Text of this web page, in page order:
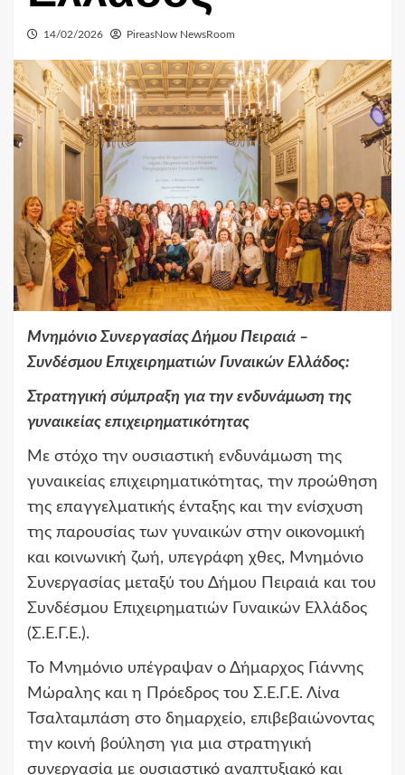
14/02/2026 PireasNow NewsRoom
Μνημόνιο Συνεργασίας Δήμου Πειραιά –
Συνδέσμου Επιχειρηματιών Γυναικών Ελλάδος:
Στρατηγική σύμπραξη για την ενδυνάμωση της
γυναικείας επιχειρηματικότητας
Με στόχο την ουσιαστική ενδυνάμωση της
γυναικείας επιχειρηματικότητας, την προώθηση
της επαγγελματικής ένταξης και την ενίσχυση
της παρουσίας των γυναικών στην οικονομική
και κοινωνική ζωή, υπεγράφη χθες, Μνημόνιο
Συνεργασίας μεταξύ του Δήμου Πειραιά και του
Συνδέσμου Επιχειρηματιών Γυναικών Ελλάδος
(Σ.Ε.Γ.Ε.).
Το Μνημόνιο υπέγραψαν ο Δήμαρχος Γιάννης
Μώραλης και η Πρόεδρος του Σ.Ε.Γ.Ε. Λίνα
Τσαλταμπάση στο δημαρχείο, επιβεβαιώνοντας
την κοινή βούληση για μια στρατηγική
συνεργασία με ουσιαστικό αναπτυξιακό και